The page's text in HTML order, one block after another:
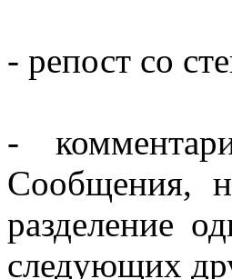
- репост со
-
Сообщения,
разделение
следующих